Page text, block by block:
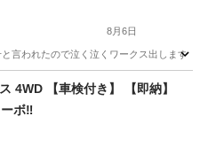
8月6日
言われたので泣く泣くワークス出します
4WD 【車検付き】 【即納】
ボ‼️